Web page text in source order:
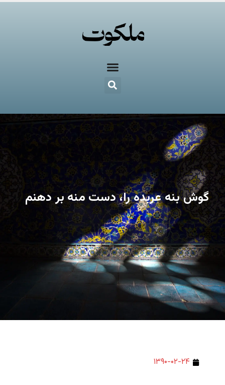
گوش بنه عربده را، دست منه بر دهنم
۱۳۹۰-۰۲-۲۴